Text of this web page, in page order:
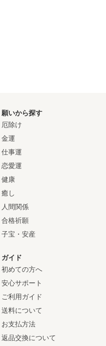
願いから探す
厄除け
金運
仕事運
恋愛運
健康
癒し
人間関係
合格祈願
子宝・安産
ガイド
初めての方へ
安心サポート
ご利用ガイド
送料について
お支払方法
返品交換について